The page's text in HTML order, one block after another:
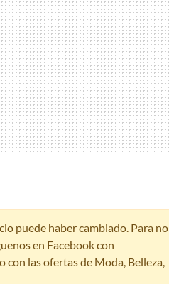
puede haber cambiado. Para no
en Facebook con
con las ofertas de Moda, Belleza,